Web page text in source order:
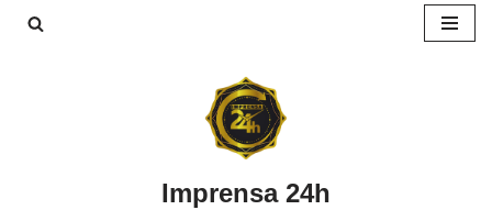
Imprensa 24h